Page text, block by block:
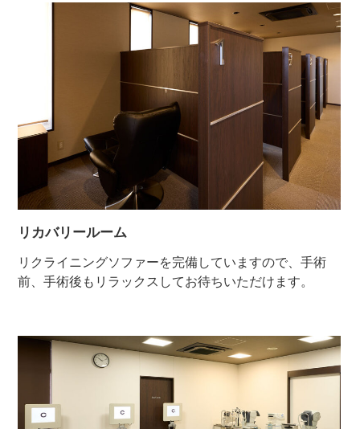
リカバリールーム
リクライニングソファーを完備していますので、手術
前、手術後もリラックスしてお待ちいただけます。